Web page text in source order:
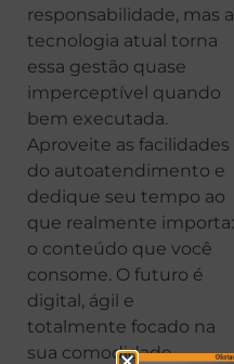
responsabilidade, mas a
tecnologia atual torna
essa gestão quase
imperceptível quando
bem executada.
Aproveite as facilidades
do autoatendimento e
dedique seu tempo ao
que realmente importa:
o conteúdo que você
consome. O futuro é
digital, ágil e
totalmente focado na
sua comodidade